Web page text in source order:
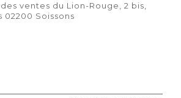
ventes du Lion-Rouge, 2 bis,
02200 Soissons